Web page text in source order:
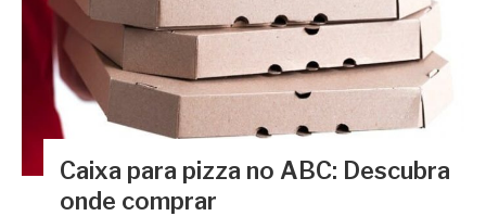
Caixa para pizza no ABC: Descubra
onde comprar